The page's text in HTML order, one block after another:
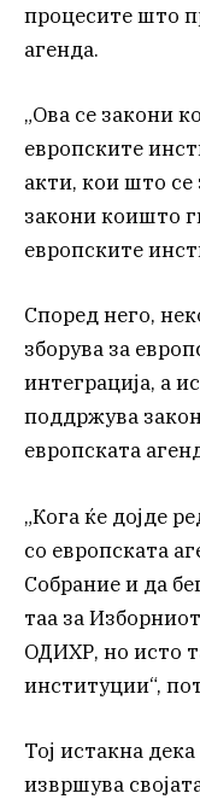
процесите што
агенда.
„Ова се закони
европските
акти, кои што се
закони коишто
европските
Според него,
зборува за
интеграција, а
поддржува
европската
„Кога ќе дојде
со европската
Собрание и да
таа за
ОДИХР, но исто
институции“,
Тој истакна
извршува